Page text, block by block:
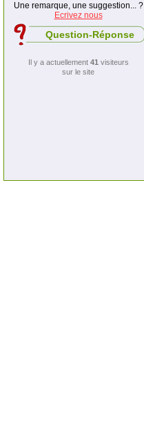
Une remarque, une suggestion... ?
Ecrivez nous
Question-Réponse
Il y a actuellement 41 visiteurs
sur le site